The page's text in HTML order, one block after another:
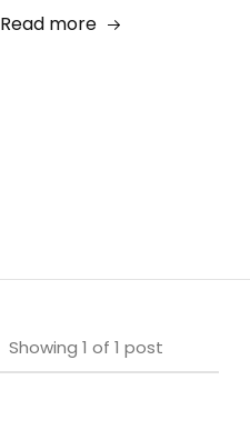
Read more
Showing 1 of 1 post